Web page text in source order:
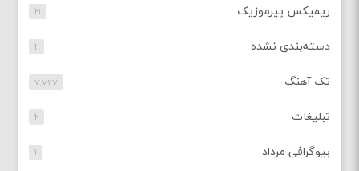
ریمیکس پیرموزیک ۲۱
دسته‌بندی نشده ۲
تک آهنگ ۷,۷۶۷
تبلیغات ۲
بیوگرافی مرداد ۱